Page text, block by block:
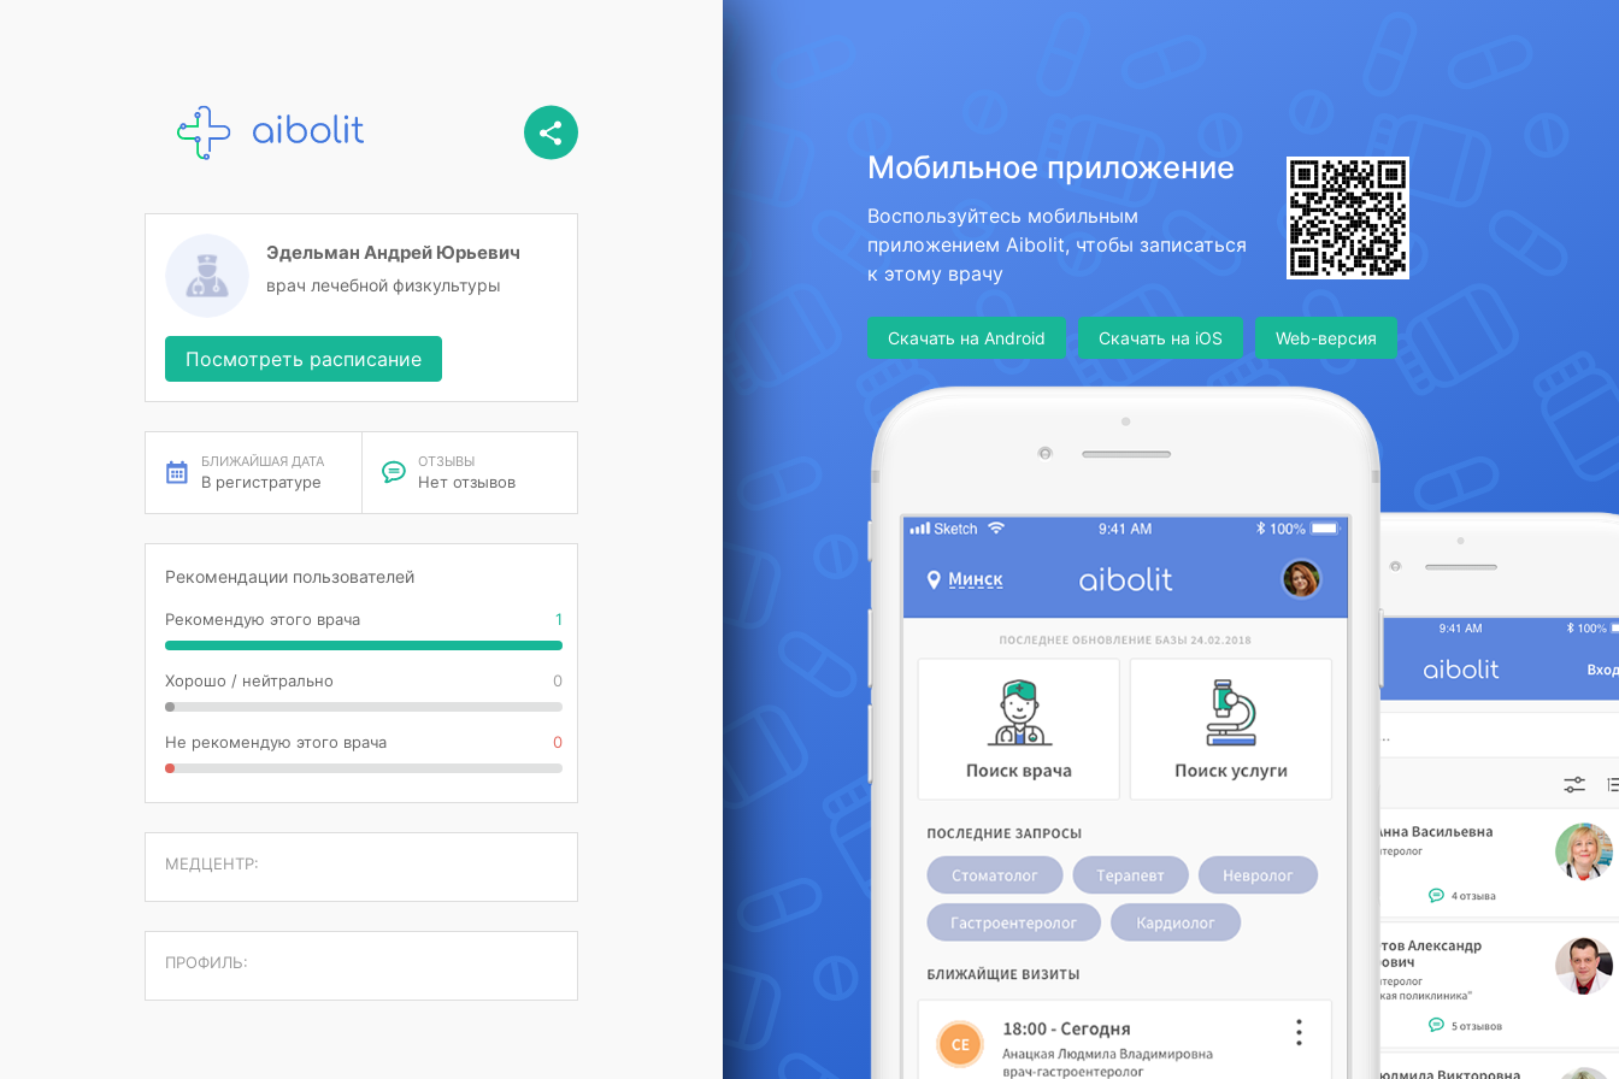
Мобильное приложение
Воспользуйтесь мобильным
приложением Aibolit, чтобы записаться
к этому врачу
Скачать на Android Скачать на iOS Web-версия
Эдельман Андрей Юрьевич
врач лечебной физкультуры
Посмотреть расписание
БЛИЖАЙШАЯ ДАТА
В регистратуре
ОТЗЫВЫ
Нет отзывов
Рекомендации пользователей
Рекомендую этого врача 1
Хорошо / нейтрально 0
Не рекомендую этого врача 0
МЕДЦЕНТР:
ПРОФИЛЬ: